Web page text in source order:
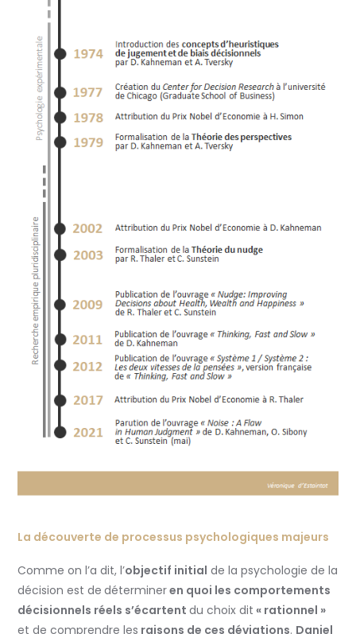
La découverte de processus psychologiques majeurs
Comme on l’a dit, l’objectif initial de la psychologie de la
décision est de détermineren quoi les comportements
décisionnels réels s’écartentdu choix dit « rationnel »
et de comprendre les raisons de ces déviations. Daniel